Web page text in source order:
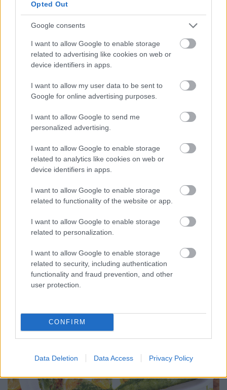
Opted Out
Google consents
I want to allow Google to enable storage
related to advertising like cookies on web or
device identifiers in apps.
I want to allow my user data to be sent to
Google for online advertising purposes.
I want to allow Google to send me
personalized advertising.
I want to allow Google to enable storage
related to analytics like cookies on web or
device identifiers in apps.
I want to allow Google to enable storage
related to functionality of the website or app.
I want to allow Google to enable storage
related to personalization.
I want to allow Google to enable storage
related to security, including authentication
functionality and fraud prevention, and other
user protection.
CONFIRM
Data Deletion Data Access Privacy Policy
Hús, mint köret: gasztrózz zölden,
nem vegán
Havasilive•2021. március 04.
Nem kell vegának lenni ahhoz, hogy belekóstolj a
növényi gasztronómia rejtelmeibe: a 2018-ban
indult Plant Power Day nem megvonásról, hanem ...